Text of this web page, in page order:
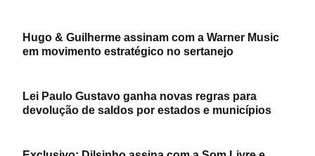
Hugo & Guilherme assinam com a Warner Music
em movimento estratégico no sertanejo
Lei Paulo Gustavo ganha novas regras para
devolução de saldos por estados e municípios